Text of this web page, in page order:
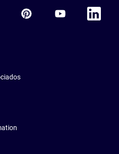
TwitterAccor PinterestAccor Youtube
Accor